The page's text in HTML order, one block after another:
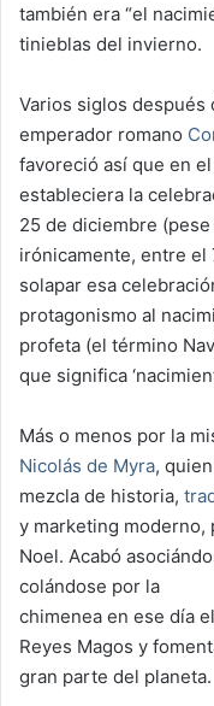
también era “el
tinieblas del invierno.
Varios siglos
emperador romano
favoreció así que en
estableciera la
25 de diciembre
irónicamente, entre el
solapar esa
protagonismo al
profeta (el término
que significa
Más o menos por la
Nicolás de Myra,
mezcla de historia,
y marketing moderno,
Noel. Acabó
colándose por la
chimenea en ese día
Reyes Magos y
gran parte del planeta.